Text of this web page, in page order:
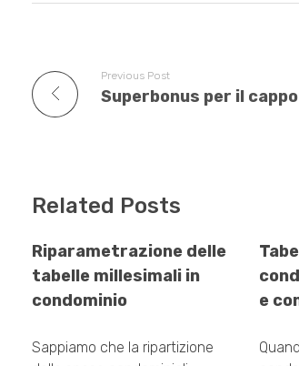
Previous Post
Related Posts
Riparametrazione delle
tabelle millesimali in
condominio
Sappiamo che la ripartizione
e